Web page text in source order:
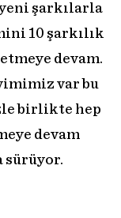
şarkılarla
10 şarkılık
devam.
var bu
birlikte hep
devam
sürüyor.